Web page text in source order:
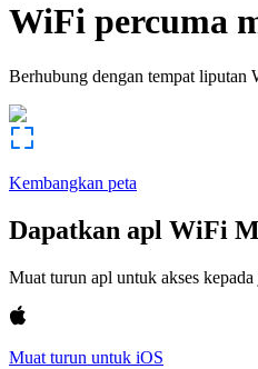
WiFi percuma
Berhubung dengan tempat liputan
Kembangkan peta
Dapatkan apl WiFi
Muat turun apl untuk akses
Muat turun untuk iOS